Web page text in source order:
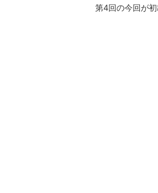
第4回の今回が初
行われた「とん
も参加したことを